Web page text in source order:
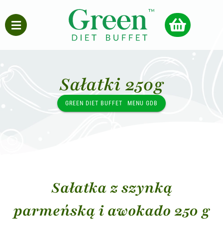
Sałatki 250g
GREEN DIET BUFFET MENU GDB
Sałatka z szynką
parmeńską i awokado 250 g